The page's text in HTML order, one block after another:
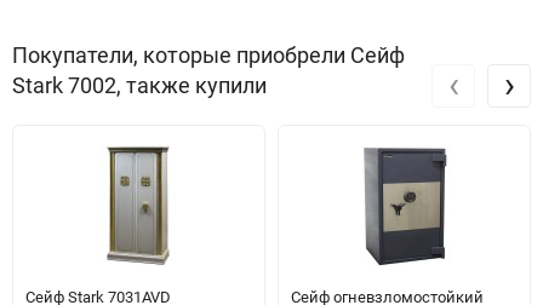
Покупатели, которые приобрели Сейф
Stark 7002, также купили
Сейф Stark 7031AVD
Сейф огневзломостойкий
‹ ›